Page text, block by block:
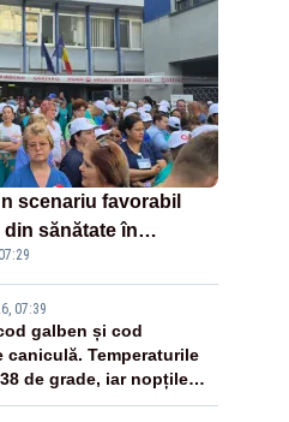
scenariu favorabil
sănătate în
07:39
galben și cod
caniculă. Temperaturile
de grade, iar nopțile